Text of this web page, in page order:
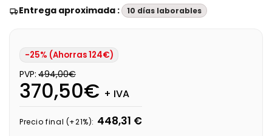
Entrega aproximada :
10 días laborables
-25% (Ahorras 124€)
PVP: 494,00€
370,50€ + IVA
Precio final (+21%): 448,31 €